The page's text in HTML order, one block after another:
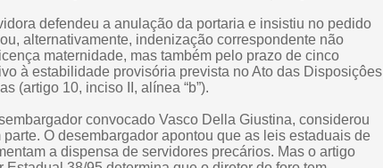
defendeu a anulação da portaria e insistiu no pedido
alternativamente, indenização correspondente não
maternidade, mas também pelo prazo de cinco
à estabilidade provisória prevista no Ato das Disposiçôes
(artigo 10, inciso II, alínea “b”).
convocado Vasco Della Giustina, considerou
O desembargador apontou que as leis estaduais de
a dispensa de servidores precários. Mas o artigo